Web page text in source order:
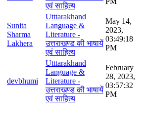
एवं साहित्य
Sunita
Sharma
Lakhera
Utttarakhand
Language &
Literature -
उत्तराखण्ड की भाषायें
एवं साहित्य
May 14,
2023,
03:49:18
PM
devbhumi
Utttarakhand
Language &
Literature -
उत्तराखण्ड की भाषायें
एवं साहित्य
February
28, 2023,
03:57:32
PM